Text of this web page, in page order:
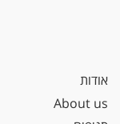
אודות
About us